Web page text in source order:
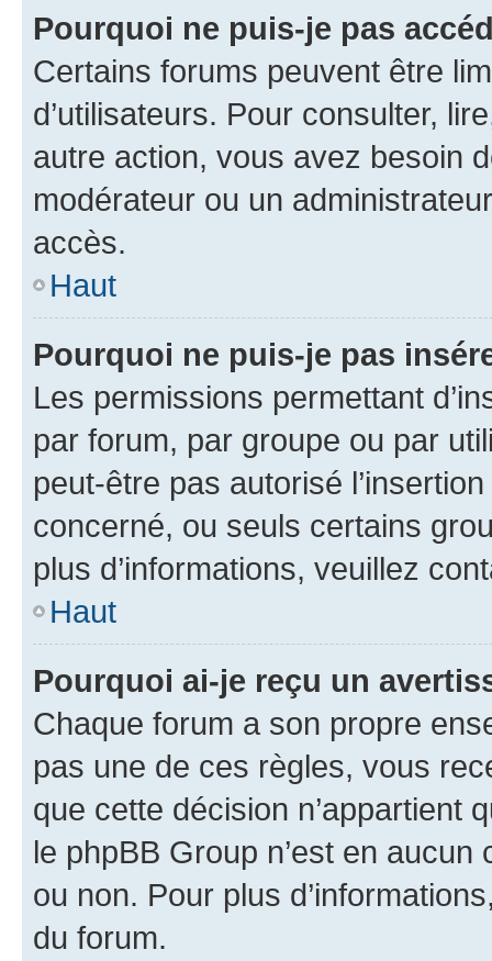
Pourquoi ne puis-je pas
Certains forums peuvent être
d’utilisateurs. Pour consulter,
autre action, vous avez besoin
modérateur ou un
accès.
Haut
Pourquoi ne puis-je pas
Les permissions permettant
par forum, par groupe ou par
peut-être pas autorisé
concerné, ou seuls certains
plus d’informations, veuillez
Haut
Pourquoi ai-je reçu un
Chaque forum a son propre
pas une de ces règles, vous
que cette décision n’appartient
le phpBB Group n’est en
ou non. Pour plus
du forum.